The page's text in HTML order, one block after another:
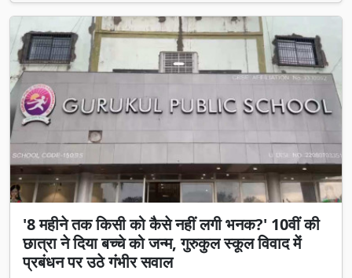
'8 महीने तक किसी को कैसे नहीं लगी भनक?' 10वीं की
छात्रा ने दिया बच्चे को जन्म, गुरुकुल स्कूल विवाद में
प्रबंधन पर उठे गंभीर सवाल